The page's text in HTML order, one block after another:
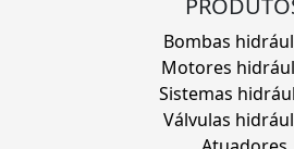
Bombas
Motores
Sistemas
Válvulas